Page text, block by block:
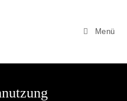
Menü